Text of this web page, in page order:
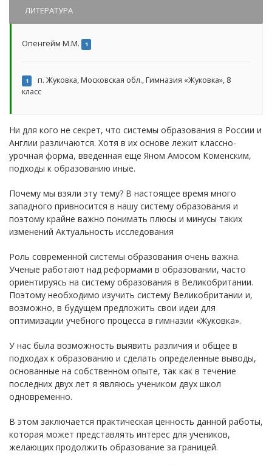
ЛИТЕРАТУРА
Опенгейм М.М. 1
1
п. Жуковка, Московская обл., Гимназия «Жуковка», 8
класс
Ни для кого не секрет, что системы образования в России и
Англии различаются. Хотя в их основе лежит классно-
урочная форма, введенная еще Яном Амосом Коменским,
подходы к образованию иные.
Почему мы взяли эту тему? В настоящее время много
западного привносится в нашу систему образования и
поэтому крайне важно понимать плюсы и минусы таких
изменений Актуальность исследования
Роль современной системы образования очень важна.
Ученые работают над реформами в образовании, часто
ориентируясь на систему образования в Великобритании.
Поэтому необходимо изучить систему Великобритании и,
возможно, в будущем предложить свои идеи для
оптимизации учебного процесса в гимназии «Жуковка».
У нас была возможность выявить различия и общее в
подходах к образованию и сделать определенные выводы,
основанные на собственном опыте, так как в течение
последних двух лет я являюсь учеником двух школ
одновременно.
В этом заключается практическая ценность данной работы,
которая может представлять интерес для учеников,
желающих продолжить образование за границей.